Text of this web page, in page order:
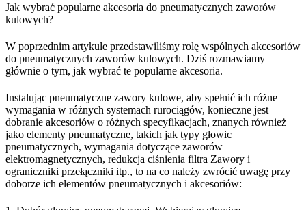
Jak wybrać popularne akcesoria do pneumatycznych zaworów
kulowych?
W poprzednim artykule przedstawiliśmy rolę wspólnych akcesoriów
do pneumatycznych zaworów kulowych. Dziś rozmawiamy
głównie o tym, jak wybrać te popularne akcesoria.
Instalując pneumatyczne zawory kulowe, aby spełnić ich różne
wymagania w różnych systemach rurociągów, konieczne jest
dobranie akcesoriów o różnych specyfikacjach, znanych również
jako elementy pneumatyczne, takich jak typy głowic
pneumatycznych, wymagania dotyczące zaworów
elektromagnetycznych, redukcja ciśnienia filtra Zawory i
ograniczniki przełączniki itp., to na co należy zwrócić uwagę przy
doborze ich elementów pneumatycznych i akcesoriów: